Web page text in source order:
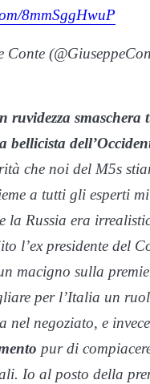
8mmSggHwuP
Conte
ruvidezza smaschera
bellicista
che noi del M5s
a tutti gli esperti
la Russia era
l’ex presidente del
macigno sulla
per l’Italia un
nel negoziato, e
pur di
Io al posto della